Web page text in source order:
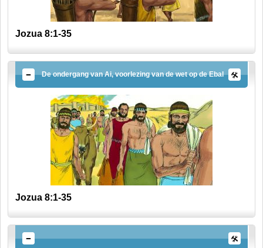
Jozua 8:1-35
De ondergang van Ai, voorlezing van de wet op de Ebal
Jozua 8:1-35